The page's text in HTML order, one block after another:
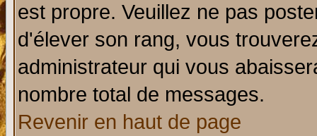
est propre. Veuillez ne pas
d'élever son rang, vous
administrateur qui vous
nombre total de messages.
Revenir en haut de page